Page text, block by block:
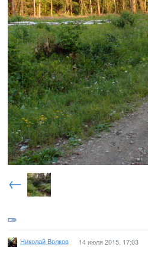
←
Николай Волков 14 июля 2015, 17:03